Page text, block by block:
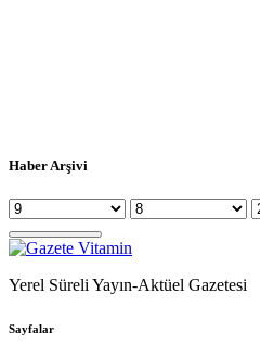
Haber Arşivi
Yerel Süreli Yayın-Aktüel Gazetesi
Sayfalar